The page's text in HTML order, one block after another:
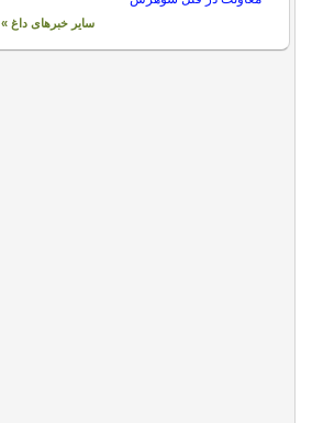
سایر خبرهای داغ »